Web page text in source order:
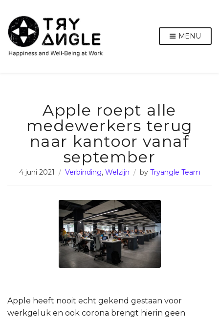
MENU
Apple roept alle
medewerkers terug
naar kantoor vanaf
september
4 juni 2021 Verbinding, Welzijn by Tryangle Team
Apple heeft nooit echt gekend gestaan voor
werkgeluk en ook corona brengt hierin geen